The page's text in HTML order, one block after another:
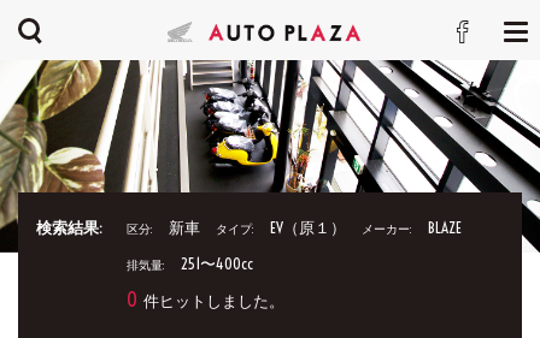
検索結果: 区分: 新車 タイプ: EV（原１） メーカー: BLAZE
排気量: 251〜400cc
0 件ヒットしました。